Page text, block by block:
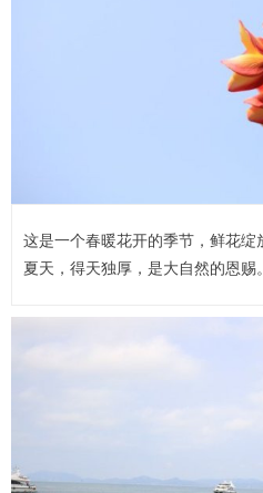
这是一个春暖花开的季节，鲜花
夏天，得天独厚，是大自然的恩赐。